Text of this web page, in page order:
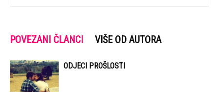
POVEZANI ČLANCI VIŠE OD AUTORA
ODJECI PROŠLOSTI